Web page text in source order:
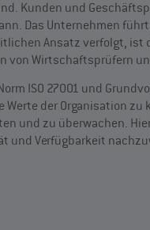
Kunden und
Das Unternehmen
Ansatz verfolgt,
von Wirtschaftsprüfern
ISO 27001 und
der Organisation
und zu überwachen.
und Verfügbarkeit